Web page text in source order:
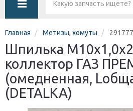
Главная Метизы, хомуты
Шпилька
коллектор ГАЗ
(омедненная,
(DETALKA)